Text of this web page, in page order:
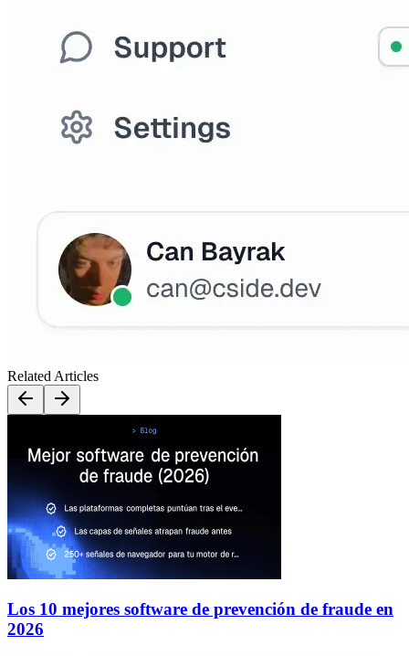
Related Articles
Los 10 mejores software de prevención de fraude en
2026